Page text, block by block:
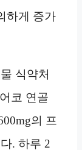
하게 증가
식약처
코 연골
의 프
. 하루 2